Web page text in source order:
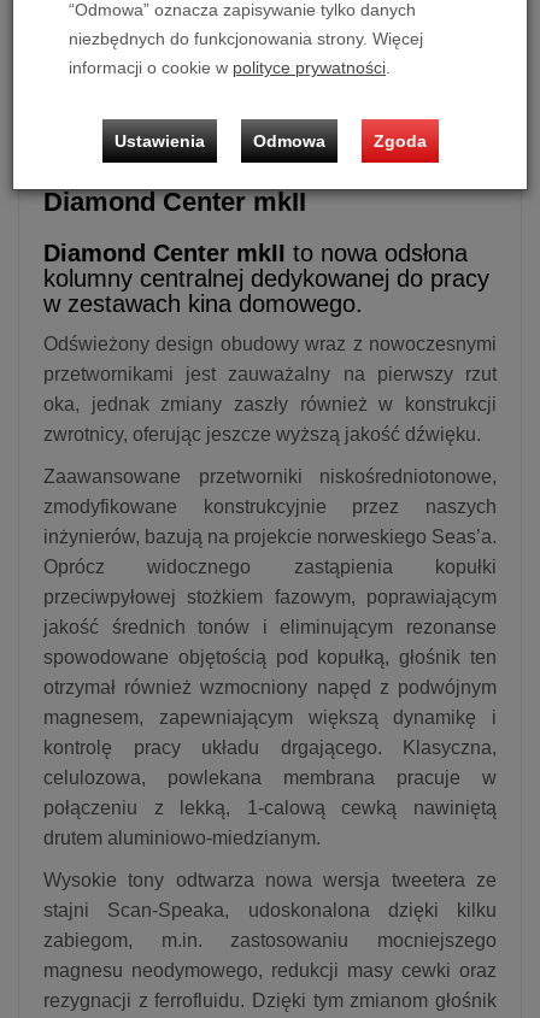
Możliwość zakupu produktu w bezpłatnym systemie
ratalnym0%na 10, 20, 30 i 50 miesięcylubspecjalna
oferta!
Kolumna centralnaPylon Audio
Diamond Center mkII
Diamond Center mkII to nowa odsłona
kolumny centralnej dedykowanej do pracy
w zestawach kina domowego.
Odświeżony design obudowy wraz z nowoczesnymi
przetwornikami jest zauważalny na pierwszy rzut
oka, jednak zmiany zaszły również w konstrukcji
zwrotnicy, oferując jeszcze wyższą jakość dźwięku.
Zaawansowane przetworniki niskośredniotonowe,
zmodyfikowane konstrukcyjnie przez naszych
inżynierów, bazują na projekcie norweskiego Seas’a.
Oprócz widocznego zastąpienia kopułki
przeciwpyłowej stożkiem fazowym, poprawiającym
jakość średnich tonów i eliminującym rezonanse
spowodowane objętością pod kopułką, głośnik ten
otrzymał również wzmocniony napęd z podwójnym
magnesem, zapewniającym większą dynamikę i
kontrolę pracy układu drgającego. Klasyczna,
celulozowa, powlekana membrana pracuje w
połączeniu z lekką, 1-calową cewką nawiniętą
drutem aluminiowo-miedzianym.
Wysokie tony odtwarza nowa wersja tweetera ze
stajni Scan-Speaka, udoskonalona dzięki kilku
zabiegom, m.in. zastosowaniu mocniejszego
magnesu neodymowego, redukcji masy cewki oraz
rezygnacji z ferrofluidu. Dzięki tym zmianom głośnik
“Odmowa” oznacza zapisywanie tylko danych
niezbędnych do funkcjonowania strony. Więcej
informacji o cookie w polityce prywatności.
Ustawienia Odmowa Zgoda